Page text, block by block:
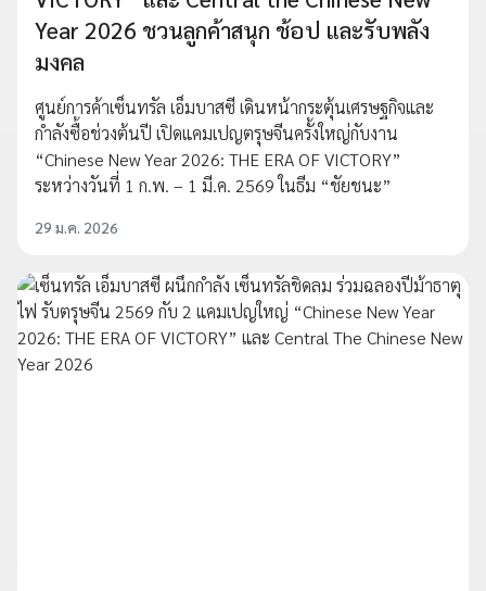
Year 2026 ชวนลูกค้าสนุก ช้อป และรับพลัง
มงคล
ศูนย์การค้าเซ็นทรัล เอ็มบาสซี เดินหน้ากระตุ้นเศรษฐกิจและ
กำลังซื้อช่วงต้นปี เปิดแคมเปญตรุษจีนครั้งใหญ่กับงาน
“Chinese New Year 2026: THE ERA OF VICTORY”
ระหว่างวันที่ 1 ก.พ. – 1 มี.ค. 2569 ในธีม “ชัยชนะ”
29 ม.ค. 2026